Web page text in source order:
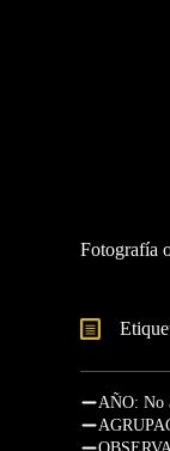
Fotografía
AÑO: No